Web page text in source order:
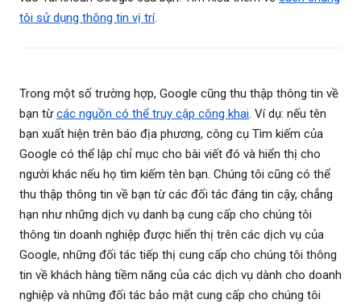
tôi sử dụng thông tin vị trí.
Trong một số trường hợp, Google cũng thu thập thông tin về
bạn từcác nguồn có thể truy cập công khai. Ví dụ: nếu tên
bạn xuất hiện trên báo địa phương, công cụ Tìm kiếm của
Google có thể lập chỉ mục cho bài viết đó và hiển thị cho
người khác nếu họ tìm kiếm tên bạn. Chúng tôi cũng có thể
thu thập thông tin về bạn từ các đối tác đáng tin cậy, chẳng
hạn như những dịch vụ danh bạ cung cấp cho chúng tôi
thông tin doanh nghiệp được hiển thị trên các dịch vụ của
Google, những đối tác tiếp thị cung cấp cho chúng tôi thông
tin về khách hàng tiềm năng của các dịch vụ dành cho doanh
nghiệp và những đối tác bảo mật cung cấp cho chúng tôi